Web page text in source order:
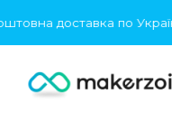
доставка по Україні.